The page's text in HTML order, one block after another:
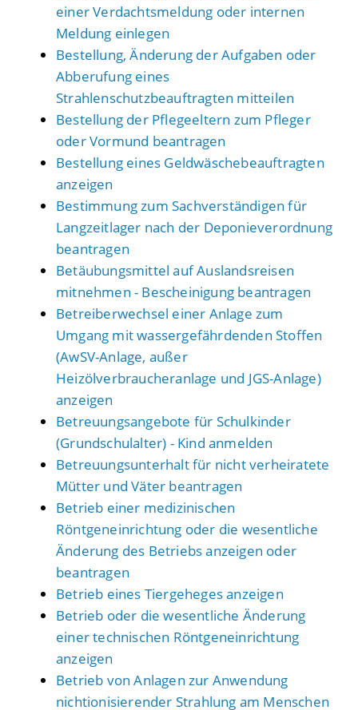
einer Verdachtsmeldung oder internen
Meldung einlegen
Bestellung, Änderung der Aufgaben oder
Abberufung eines
Strahlenschutzbeauftragten mitteilen
Bestellung der Pflegeeltern zum Pfleger
oder Vormund beantragen
Bestellung eines Geldwäschebeauftragten
anzeigen
Bestimmung zum Sachverständigen für
Langzeitlager nach der Deponieverordnung
beantragen
Betäubungsmittel auf Auslandsreisen
mitnehmen - Bescheinigung beantragen
Betreiberwechsel einer Anlage zum
Umgang mit wassergefährdenden Stoffen
(AwSV-Anlage, außer
Heizölverbraucheranlage und JGS-Anlage)
anzeigen
Betreuungsangebote für Schulkinder
(Grundschulalter) - Kind anmelden
Betreuungsunterhalt für nicht verheiratete
Mütter und Väter beantragen
Betrieb einer medizinischen
Röntgeneinrichtung oder die wesentliche
Änderung des Betriebs anzeigen oder
beantragen
Betrieb eines Tiergeheges anzeigen
Betrieb oder die wesentliche Änderung
einer technischen Röntgeneinrichtung
anzeigen
Betrieb von Anlagen zur Anwendung
nichtionisierender Strahlung am Menschen